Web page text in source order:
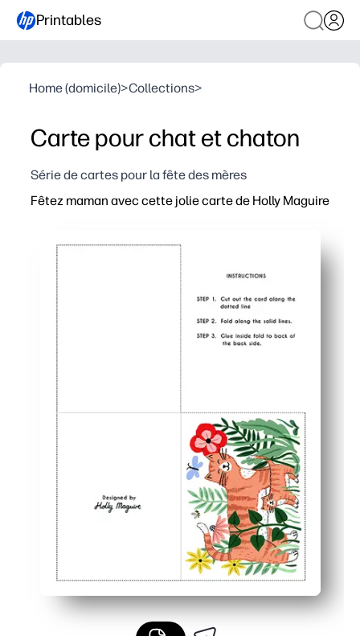
Printables
Home (domicile)>Collections>
Carte pour chat et chaton
Série de cartes pour la fête des mères
Fêtez maman avec cette jolie carte de Holly Maguire
Personnel et sincère, vous ajoutez le message, les
Des œuvres d'art accrocheuses : la charmante
Adapté aux salles de classe : aménagement simple,